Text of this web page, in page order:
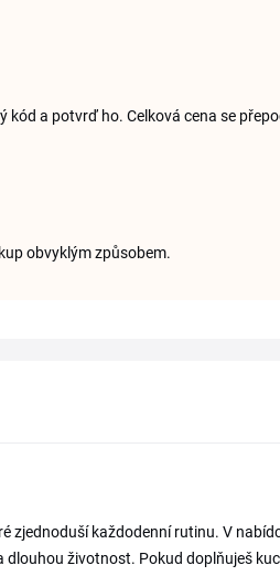
kód a potvrď ho. Celková cena se
obvyklým způsobem.
zjednoduší každodenní rutinu. V
životnost. Pokud doplňuješ